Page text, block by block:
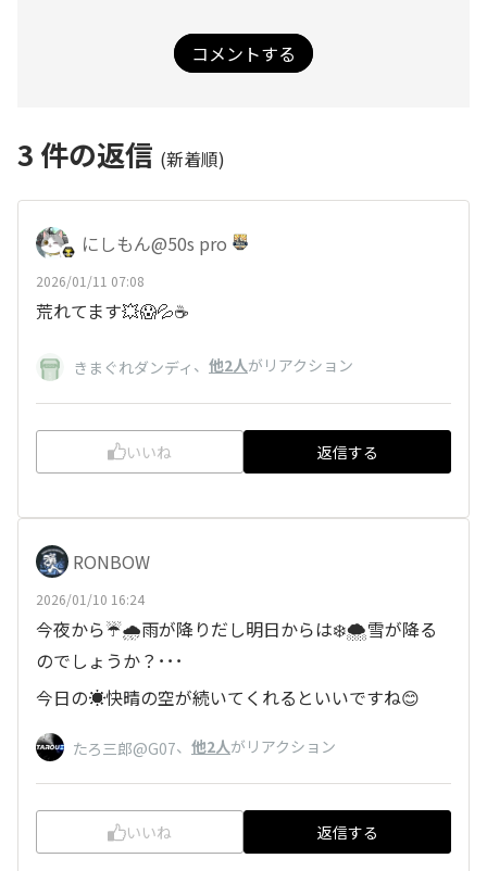
コメントする
3 件の返信 (新着順)
にしもん@50s pro
2026/01/11 07:08
荒れてます💥😱💦☕
きまぐれダンディ 、 他2人がリアクション
いいね 返信する
RONBOW
2026/01/10 16:24
今夜から☔🌧️雨が降りだし明日からは❄️🌨️雪が降る
のでしょうか？･･･
今日の☀️快晴の空が続いてくれるといいですね😊
たろ三郎@G07、 他2人がリアクション
いいね 返信する